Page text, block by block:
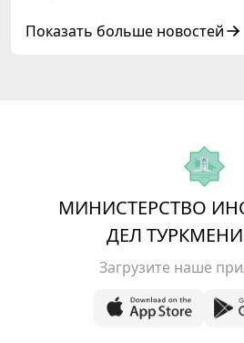
сотрудничества
Показать больше новостей
МИНИСТЕРСТВО
ДЕЛ
Загрузите наше